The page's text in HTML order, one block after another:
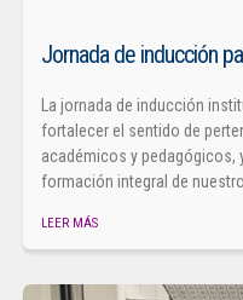
Jornada de inducción
La jornada de inducción
fortalecer el sentido de
académicos y pedagógicos,
formación integral de
LEER MÁS